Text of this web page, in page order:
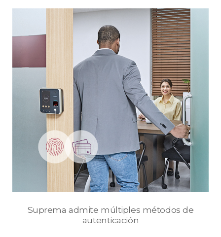
Suprema admite múltiples métodos de
autenticación